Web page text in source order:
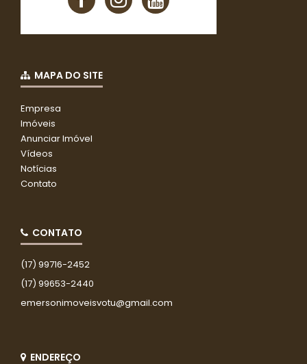
MAPA DO SITE
Empresa
Imóveis
Anunciar Imóvel
Vídeos
Notícias
Contato
CONTATO
(17) 99716-2452
(17) 99653-2440
emersonimoveisvotu@gmail.com
ENDEREÇO